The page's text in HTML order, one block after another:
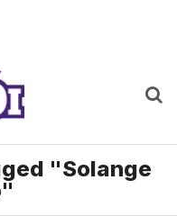
"Solange